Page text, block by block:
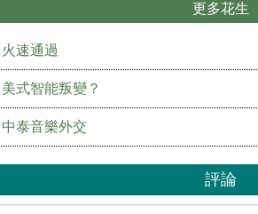
更多花生
火速通過
式智能叛變？
中泰音樂外交
評論